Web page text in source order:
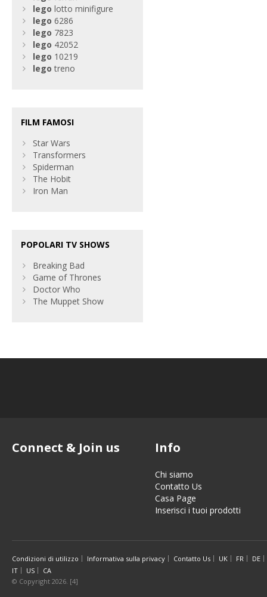
lego lotto minifigure
lego 6286
lego 7823
lego 42052
lego 10219
lego treno
FILM FAMOSI
Star Wars
Transformers
Spiderman
The Hobit
Iron Man
POPOLARI TV SHOWS
Breaking Bad
Game of Thrones
Doctor Who
The Muppet Show
Connect & Join us Info
Chi siamo
Contatto Us
Casa Page
Inserisci i tuoi prodotti
Condizioni di utilizzo Informativa sulla privacy Contatto Us UK FR
DE
IT
US
CA
© Copyright 2026. [4]